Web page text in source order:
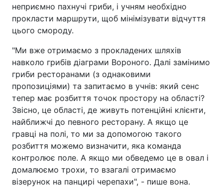
неприємно пахнучі гриби, і учням необхідно
прокласти маршрути, щоб мінімізувати відчуття
цього смороду.
"Ми вже отримаємо з прокладених шляхів
навколо грибів діаграми Вороного. Далі замінимо
гриби ресторанами (з однаковими
пропозиціями) та запитаємо в учнів: який сенс
тепер має розбиття точок простору на області?
Звісно, це області, де живуть потенційні клієнти,
найближчі до певного ресторану. А якщо це
гравці на полі, то ми за допомогою такого
розбиття можемо визначити, яка команда
контролює поле. А якщо ми обведемо це в овал і
домалюємо трохи, то взагалі отримаємо
візерунок на панцирі черепахи", - пише вона.